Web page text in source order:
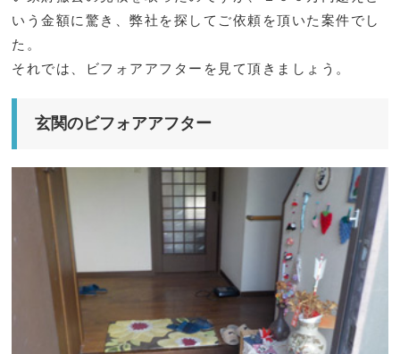
いう金額に驚き、弊社を探してご依頼を頂いた案件でし
た。
それでは、ビフォアアフターを見て頂きましょう。
玄関のビフォアアフター